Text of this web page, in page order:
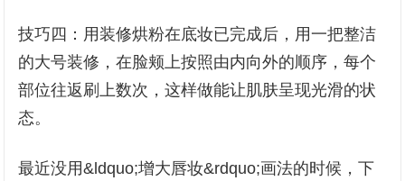
技巧四：用装修烘粉在底妆已完成后，用一把整洁
的大号装修，在脸颊上按照由内向外的顺序，每个
部位往返刷上数次，这样做能让肌肤呈现光滑的状
态。
最近没用&ldquo;增大唇妆&rdquo;画法的时候，下